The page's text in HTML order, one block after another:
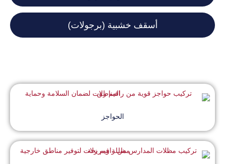
أسقف خشبية (برجولات)
الحواجز